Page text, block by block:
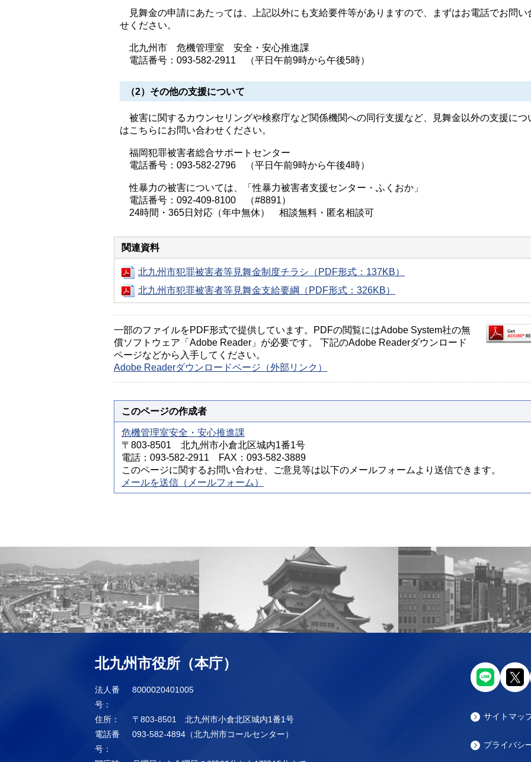
見舞金の申請にあたっては、上記以外にも支給要件等がありますので、まずはお電話でお問い
せください。
北九州市 危機管理室 安全・安心推進課
電話番号：093-582-2911 （平日午前9時から午後5時）
（2）その他の支援について
被害に関するカウンセリングや検察庁など関係機関への同行支援など、見舞金以外の支援につ
はこちらにお問い合わせください。
福岡犯罪被害者総合サポートセンター
電話番号：093-582-2796 （平日午前9時から午後4時）
性暴力の被害については、「性暴力被害者支援センター・ふくおか」
電話番号：092-409-8100 （#8891）
24時間・365日対応（年中無休） 相談無料・匿名相談可
関連資料
北九州市犯罪被害者等見舞金制度チラシ（PDF形式：137KB）
北九州市犯罪被害者等見舞金支給要綱（PDF形式：326KB）
一部のファイルをPDF形式で提供しています。PDFの閲覧にはAdobe System社の無
償ソフトウェア「Adobe Reader」が必要です。 下記のAdobe Readerダウンロード
ページなどから入手してください。
Adobe Readerダウンロードページ（外部リンク）
このページの作成者
危機管理室安全・安心推進課
〒803-8501 北九州市小倉北区城内1番1号
電話：093-582-2911 FAX：093-582-3889
このページに関するお問い合わせ、ご意見等は以下のメールフォームより送信できます。
メールを送信（メールフォーム）
北九州市役所（本庁）
法人番
号：
8000020401005
住所：
〒803-8501 北九州市小倉北区城内1番1号
電話番
号：
093-582-4894（北九州市コールセンター）
サイトマッ
プライバシ